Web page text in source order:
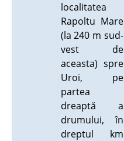
localitatea
Rapoltu Mare
(la 240 m sud-
vest de
aceasta) spre
Uroi, pe
partea
dreaptă a
drumului, în
dreptul km